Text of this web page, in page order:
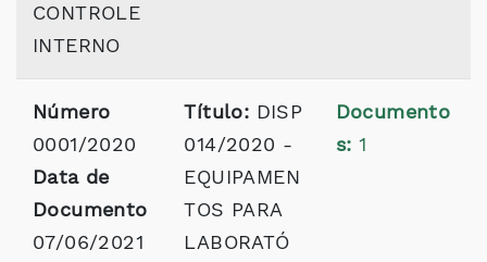
CONTROLE
INTERNO
Número
0001/2020
Data de
Documento
07/06/2021
Título: DISP
014/2020 -
EQUIPAMEN
TOS PARA
LABORATÓ
Documento
s: 1